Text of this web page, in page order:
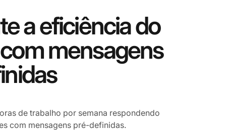
a eficiência do
mensagens
de trabalho por semana respondendo
com mensagens pré-definidas.